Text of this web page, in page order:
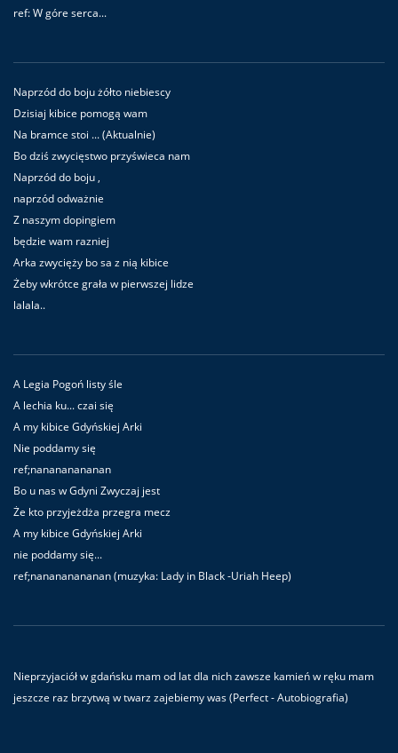
ref: W góre serca...
Naprzód do boju żółto niebiescy
Dzisiaj kibice pomogą wam
Na bramce stoi ... (Aktualnie)
Bo dziś zwycięstwo przyświeca nam
Naprzód do boju ,
naprzód odważnie
Z naszym dopingiem
będzie wam razniej
Arka zwycięży bo sa z nią kibice
Żeby wkrótce grała w pierwszej lidze
lalala..
A Legia Pogoń listy śle
A lechia ku... czai się
A my kibice Gdyńskiej Arki
Nie poddamy się
ref;nanananananan
Bo u nas w Gdyni Zwyczaj jest
Że kto przyjeżdża przegra mecz
A my kibice Gdyńskiej Arki
nie poddamy się...
ref;nanananananan (muzyka: Lady in Black -Uriah Heep)
Nieprzyjaciół w gdańsku mam od lat dla nich zawsze kamień w ręku mam
jeszcze raz brzytwą w twarz zajebiemy was (Perfect - Autobiografia)